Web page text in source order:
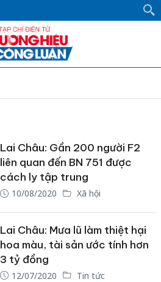
Lai Châu: Gần 200 người F2
liên quan đến BN 751 được
cách ly tập trung
10/08/2020 Xã hội
Lai Châu: Mưa lũ làm thiệt hại
hoa màu, tài sản ước tính hơn
3 tỷ đồng
12/07/2020 Tin tức